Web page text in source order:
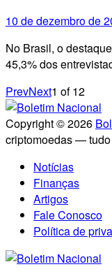
10 de dezembro de
No Brasil, o
45,3% dos
PrevNext1 of12
Copyright © 2026
criptomoedas — tudo
Notícias
Finanças
Artigos
Fale Conosco
Política de